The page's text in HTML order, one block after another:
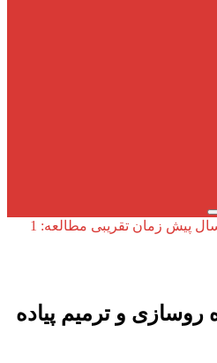
زمان تقریبی مطالعه: 1
و ترمیم پیاده